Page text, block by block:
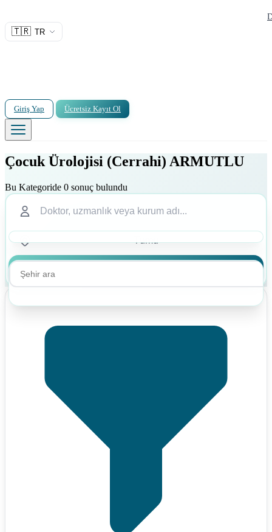
🇹🇷 TR
Giriş Yap Ücretsiz Kayıt Ol
Çocuk Ürolojisi (Cerrahi) ARMUTLU
Bu Kategoride 0 sonuç bulundu